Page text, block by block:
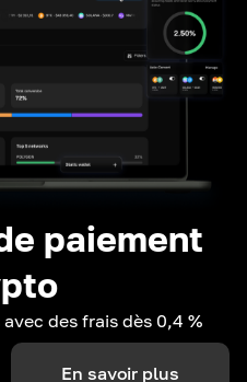
paiement
des frais dès 0,4 %
En savoir plus